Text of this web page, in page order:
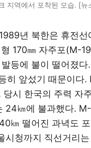
지역에서 포착된 모습. [뉴
년 북한은 휴전선
170㎜ 자주포(M-
등에 불이 떨어졌
히 앞섰기 때문이다
당시 한국의 주력 자
24㎞에 불과했다.
㎞ 떨어진 과녁도
시청까지 직선거리